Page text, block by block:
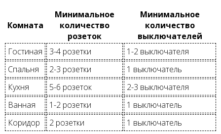
Комната
Минимальное
количество
розеток
Минимальное
количество
выключателей
Гостиная
3-4 розетки
1-2 выключателя
Спальня
2-3 розетки
1 выключатель
Кухня
5-6 розеток
2-3 выключателя
Ванная
1-2 розетки
1 выключатель
Коридор
2 розетки 1 выключатель